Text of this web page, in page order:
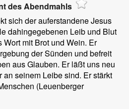
des Abendmahls
sich der auferstandene Jesus
dahingegebenen Leib und Blut
mit Brot und Wein. Er
der Sünden und befreit
aus Glauben. Er läßt uns neu
seinem Leibe sind. Er stärkt
(Leuenberger